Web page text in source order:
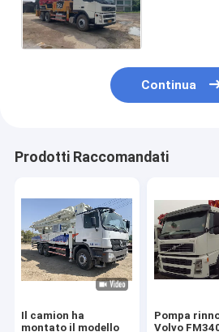
Continua
Prodotti Raccomandati
Il camion ha
montato il modello
Pompa
Volvo